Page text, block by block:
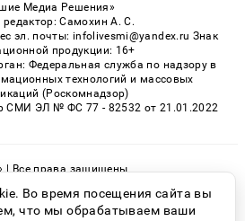
Медиа Решения»
редактор: Самохин А. С.
эл. почты: infolivesmi@yandex.ru Знак
продукции: 16+
Федеральная служба по надзору в
технологий и массовых
(Роскомнадзор)
СМИ ЭЛ № ФС 77 - 82532 от 21.01.2022
| Все права защищены
категория сайта 16+
конфиденциальности
Во время посещения сайта вы
что мы обрабатываем ваши